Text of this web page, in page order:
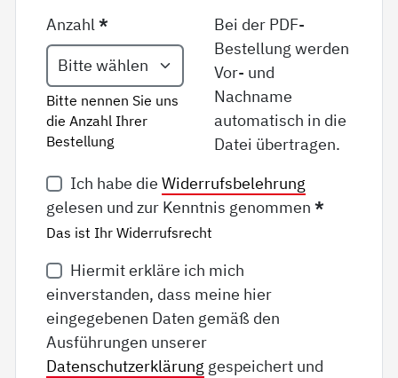
Anzahl*
Bitte nennen Sie uns
die Anzahl Ihrer
Bestellung
Bei der PDF-
Bestellung werden
Vor- und
Nachname
automatisch in die
Datei übertragen.
Ich habe die Widerrufsbelehrung
gelesen und zur Kenntnis genommen*
Das ist Ihr Widerrufsrecht
Hiermit erkläre ich mich
einverstanden, dass meine hier
eingegebenen Daten gemäß den
Ausführungen unserer
Datenschutzerklärung gespeichert und